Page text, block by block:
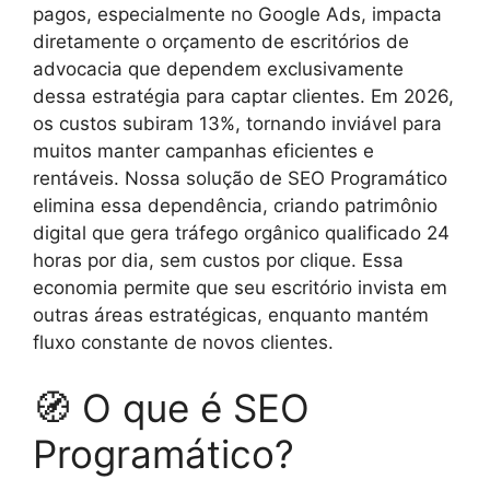
pagos, especialmente no Google Ads, impacta
diretamente o orçamento de escritórios de
advocacia que dependem exclusivamente
dessa estratégia para captar clientes. Em 2026,
os custos subiram 13%, tornando inviável para
muitos manter campanhas eficientes e
rentáveis. Nossa solução de SEO Programático
elimina essa dependência, criando patrimônio
digital que gera tráfego orgânico qualificado 24
horas por dia, sem custos por clique. Essa
economia permite que seu escritório invista em
outras áreas estratégicas, enquanto mantém
fluxo constante de novos clientes.
🧭 O que é SEO
Programático?